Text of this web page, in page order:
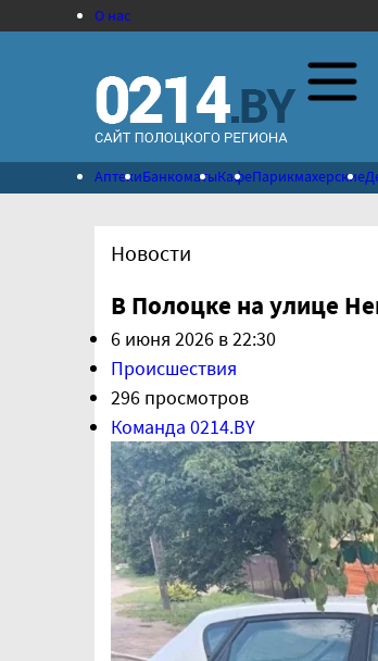
О нас
АптекиБанкоматыКафеПарикмахерские
Новости
В Полоцке на улице
6 июня 2026 в 22:30
Происшествия
296 просмотров
Команда 0214.BY